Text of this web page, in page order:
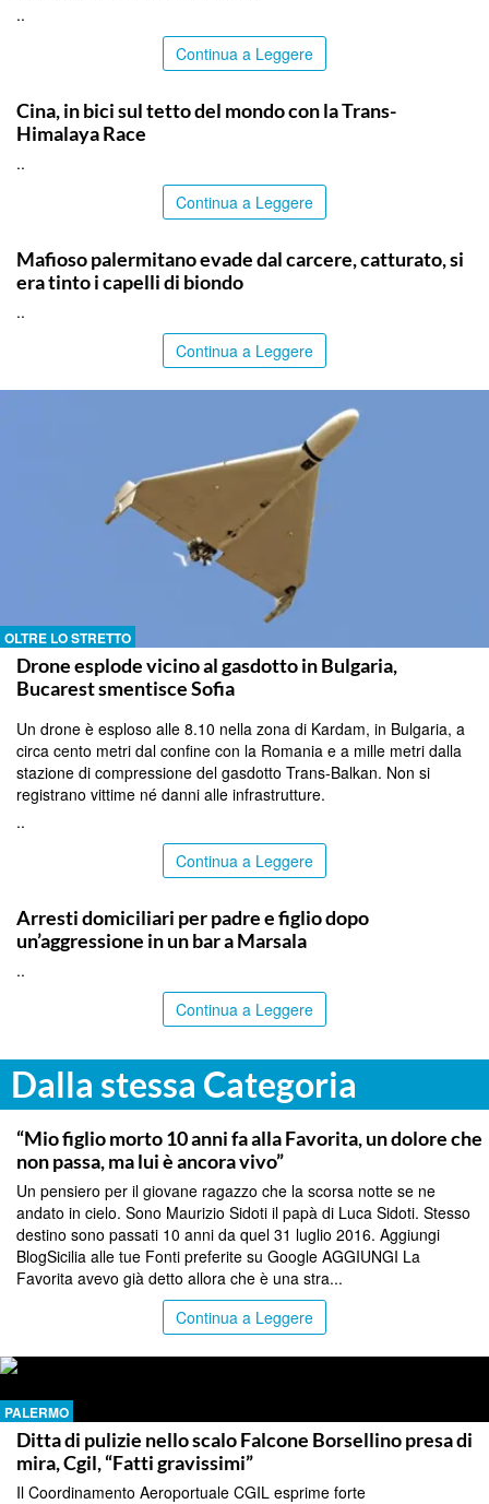
..
Continua a Leggere
Cina, in bici sul tetto del mondo con la Trans-
Himalaya Race
..
Continua a Leggere
Mafioso palermitano evade dal carcere, catturato, si
era tinto i capelli di biondo
..
Continua a Leggere
OLTRE LO STRETTO
Drone esplode vicino al gasdotto in Bulgaria,
Bucarest smentisce Sofia
Un drone è esploso alle 8.10 nella zona di Kardam, in Bulgaria, a
circa cento metri dal confine con la Romania e a mille metri dalla
stazione di compressione del gasdotto Trans-Balkan. Non si
registrano vittime né danni alle infrastrutture.
..
Continua a Leggere
Arresti domiciliari per padre e figlio dopo
un’aggressione in un bar a Marsala
..
Continua a Leggere
Dalla stessa Categoria
PALERMO
“Mio figlio morto 10 anni fa alla Favorita, un dolore che
non passa, ma lui è ancora vivo”
Un pensiero per il giovane ragazzo che la scorsa notte se ne
andato in cielo. Sono Maurizio Sidoti il papà di Luca Sidoti. Stesso
destino sono passati 10 anni da quel 31 luglio 2016. Aggiungi
BlogSicilia alle tue Fonti preferite su Google AGGIUNGI La
Favorita avevo già detto allora che è una stra...
Continua a Leggere
PALERMO
Ditta di pulizie nello scalo Falcone Borsellino presa di
mira, Cgil, “Fatti gravissimi”
Il Coordinamento Aeroportuale CGIL esprime forte